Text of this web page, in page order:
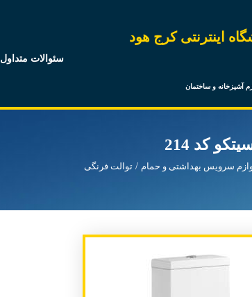
اینترنتی کرج هود
آشپزخانه و ساختمان
سئوالات متداول
کد 214
سرویس بهداشتی و حمام توالت فرنگی